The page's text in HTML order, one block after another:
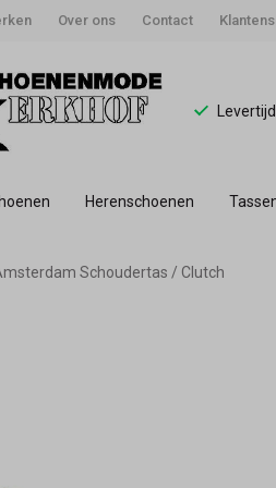
Over ons Contact
Herenschoenen
Schoudertas / Clutch